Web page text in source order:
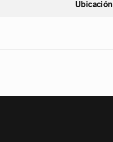
Ubicación